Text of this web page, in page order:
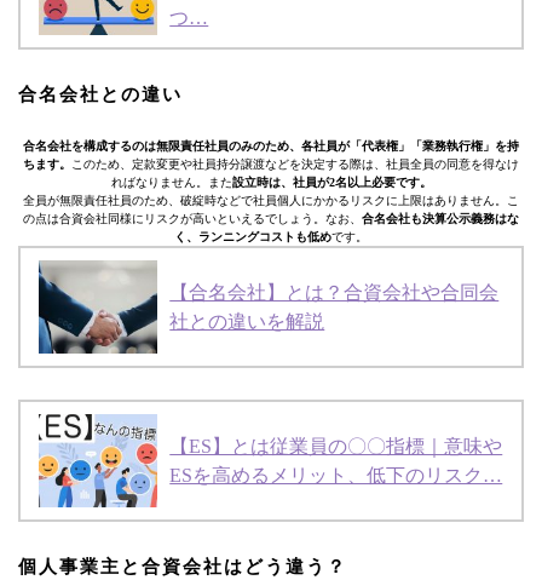
つ…
合名会社との違い
合名会社を構成するのは無限責任社員のみのため、各社員が「代表権」「業務執行権」を持
ちます。 このため、定款変更や社員持分譲渡などを決定する際は、社員全員の同意を得なけ
ればなりません。また設立時は、社員が2名以上必要です。
全員が無限責任社員のため、破綻時などで社員個人にかかるリスクに上限はありません。こ
の点は合資会社同様にリスクが高いといえるでしょう。なお、 合名会社も決算公示義務はな
く、ランニングコストも低めです。
【合名会社】とは？合資会社や合同会
社との違いを解説
【ES】とは従業員の〇〇指標｜意味や
ESを高めるメリット、低下のリスク…
個人事業主と合資会社はどう違う？